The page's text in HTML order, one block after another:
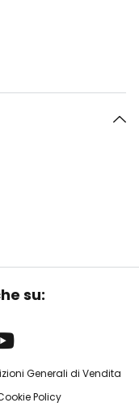
su:
Generali di Vendita
Policy